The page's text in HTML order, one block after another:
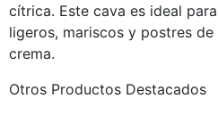
cítrica. Este cava es ideal
ligeros, mariscos y postres
crema.
Otros Productos Destacados